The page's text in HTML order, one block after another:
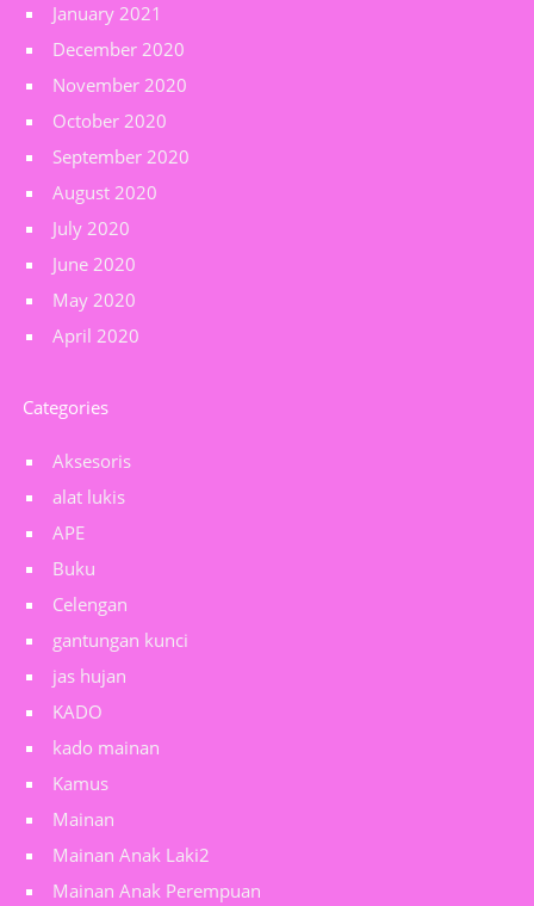
January 2021
December 2020
November 2020
October 2020
September 2020
August 2020
July 2020
June 2020
May 2020
April 2020
Categories
Aksesoris
alat lukis
APE
Buku
Celengan
gantungan kunci
jas hujan
KADO
kado mainan
Kamus
Mainan
Mainan Anak Laki2
Mainan Anak Perempuan